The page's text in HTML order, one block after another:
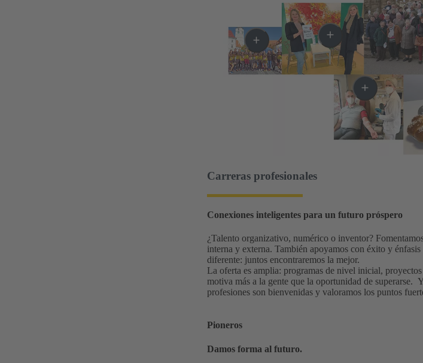
Carreras profesionales
Conexiones inteligentes para un futuro próspero
¿Talento organizativo, numérico o inventor?
interna y externa. También apoyamos con éxito y
diferente: juntos encontraremos la mejor.
La oferta es amplia: programas de nivel inicial,
motiva más a la gente que la oportunidad de superarse.
profesiones son bienvenidas y valoramos los puntos
Pioneros
Damos forma al futuro.